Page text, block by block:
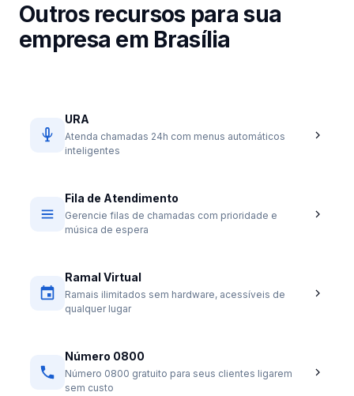
Outros recursos para sua
empresa em Brasília
URA
Atenda chamadas 24h com menus automáticos
inteligentes
Fila de Atendimento
Gerencie filas de chamadas com prioridade e
música de espera
Ramal Virtual
Ramais ilimitados sem hardware, acessíveis de
qualquer lugar
Número 0800
Número 0800 gratuito para seus clientes ligarem
sem custo